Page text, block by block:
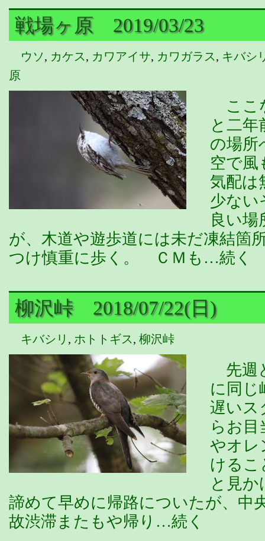
戦場ヶ原 2019/03/23
ウソ, カケス, カワアイサ, カワガラス, キバシ
原
ここ
と二年
の場
空で風
気配
少ない
良い場
が、木道や遊歩道には未だ凍結箇
つけ慎重に歩く。 ＣＭも…続く
柳沢峠 2018/07/22(日)
キバシリ , ホトトギス, 柳沢峠
先週
に同じ
遅い
らお目
やオレ
ける
と見
諦めて早めに帰路についたが、中
故渋滞またもや帰り…続く